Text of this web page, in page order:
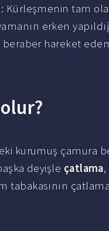
tam
erken
hareket
kurumuş çamura
deyişle çatlama,
tabakasının